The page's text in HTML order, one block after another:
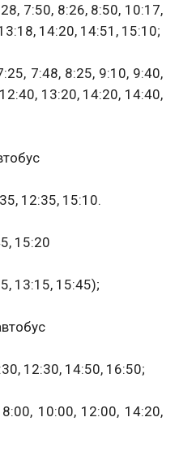
7:50, 8:26, 8:50, 10:17,
14:20, 14:51, 15:10;
7:48, 8:25, 9:10, 9:40,
13:20, 14:20, 14:40,
12:35, 15:10.
15:20
13:15, 15:45);
12:30, 14:50, 16:50;
10:00, 12:00, 14:20,